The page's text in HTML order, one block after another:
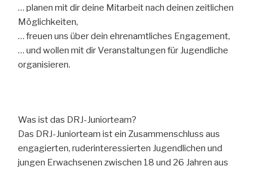
… planen mit dir deine Mitarbeit nach deinen zeitlichen
Möglichkeiten,
… freuen uns über dein ehrenamtliches Engagement,
… und wollen mit dir Veranstaltungen für Jugendliche
organisieren.
Was ist das DRJ-Juniorteam?
Das DRJ-Juniorteam ist ein Zusammenschluss aus
engagierten, ruderinteressierten Jugendlichen und
jungen Erwachsenen zwischen 18 und 26 Jahren aus